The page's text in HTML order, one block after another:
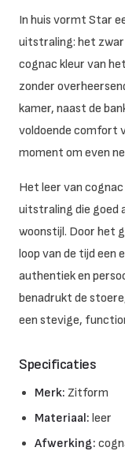
In huis vormt Star
uitstraling: het
cognac kleur van
zonder
kamer, naast de
voldoende comfort
moment om even
Het leer van
uitstraling die goed
woonstijl. Door het
loop van de tijd een
authentiek en
benadrukt de
een stevige,
Specificaties
Merk: Zitform
Materiaal: leer
Afwerking: